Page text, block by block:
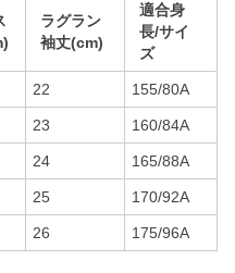
ラグラン
袖丈(cm)
適合身
長/サイ
ズ
22 155/80A
23 160/84A
24 165/88A
25 170/92A
26 175/96A